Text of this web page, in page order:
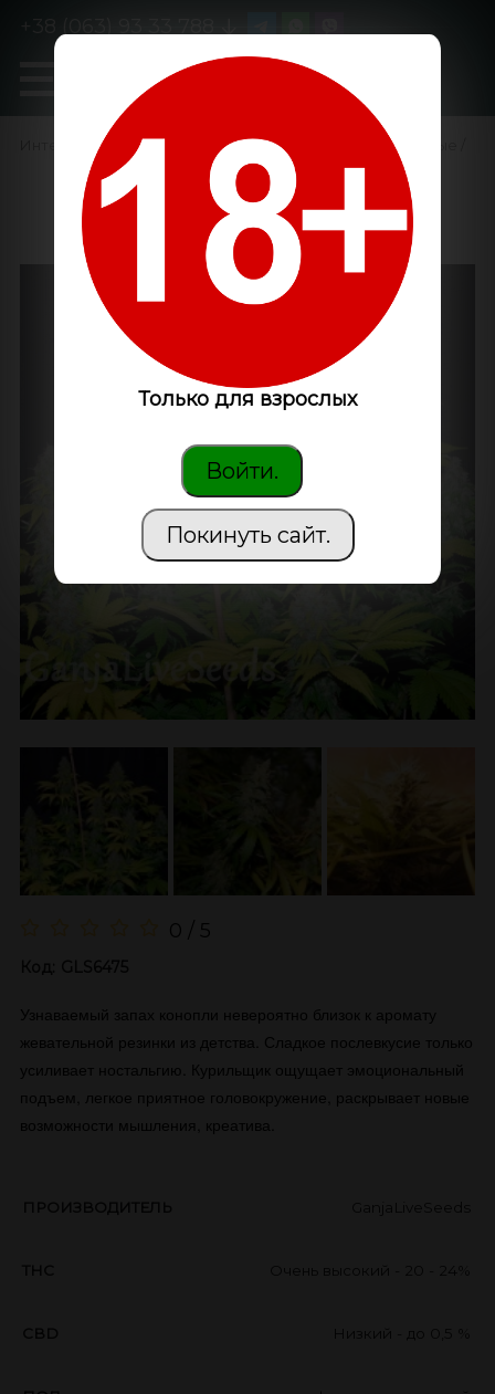
GanjaLiveSeeds
Только для взрослых
Войти.
Покинуть сайт.
Интернет-магазин Семена конопли Феминизированные
Bubble Gum feminised
GanjaLiveSeeds
0 / 5
Узнаваемый запах конопли невероятно близок к аромату
жевательной резинки из детства. Сладкое послевкусие только
усиливает ностальгию. Курильщик ощущает эмоциональный
подъем, легкое приятное головокружение, раскрывает новые
возможности мышления, креатива.